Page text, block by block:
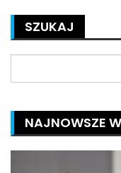
SZUKAJ
for:
NAJNOWSZE